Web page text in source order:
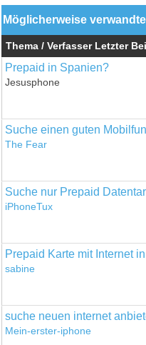
Möglicherweise
Thema / Verfasser Letzter
Prepaid in Spanien?
Jesusphone
Suche einen guten
The Fear
Suche nur Prepaid
iPhoneTux
Prepaid Karte mit Internet
sabine
suche neuen internet
Mein-erster-iphone